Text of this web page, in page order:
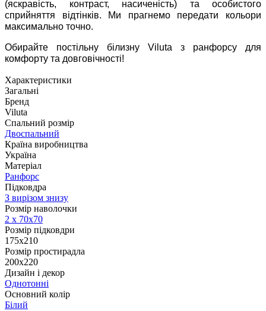
(яскравість, контраст, насиченість) та особистого
сприйняття відтінків. Ми прагнемо передати кольори
максимально точно.
Обирайте постільну білизну Viluta з ранфорсу для
комфорту та довговічності!
Характеристики
Загальні
Бренд
Viluta
Спальний розмір
Двоспальний
Країна виробництва
Україна
Матеріал
Ранфорс
Підковдра
З вирізом знизу
Розмір наволочки
2 х 70х70
Розмір підковдри
175x210
Розмір простирадла
200x220
Дизайн і декор
Однотонні
Основний колір
Білий